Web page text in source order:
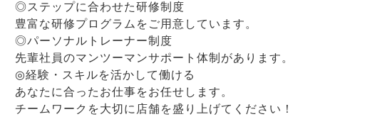
◎ステップに合わせた研修制度
豊富な研修プログラムをご用意しています。
◎パーソナルトレーナー制度
先輩社員のマンツーマンサポート体制があります。
◎経験・スキルを活かして働ける
あなたに合ったお仕事をお任せします。
チームワークを大切に店舗を盛り上げてください！